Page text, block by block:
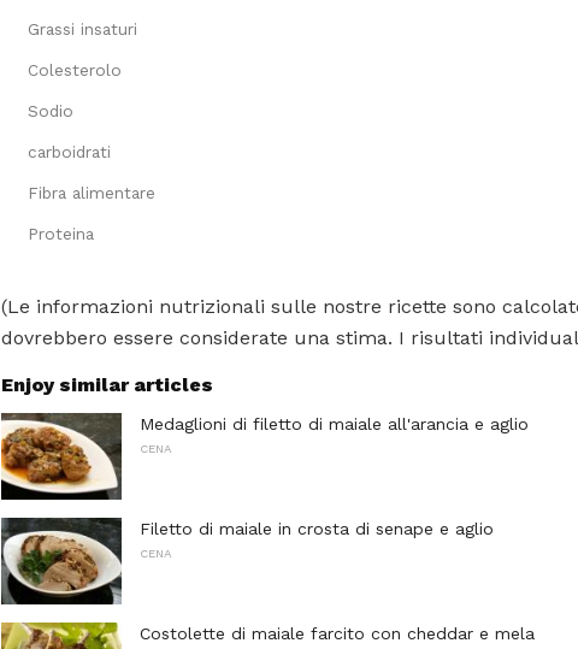
Grassi insaturi
Colesterolo
Sodio
carboidrati
Fibra alimentare
Proteina
(Le informazioni nutrizionali sulle nostre ricette sono
dovrebbero essere considerate una stima. I risultati
Enjoy similar articles
Medaglioni di filetto di maiale all'arancia e aglio
CENA
Filetto di maiale in crosta di senape e aglio
CENA
Costolette di maiale farcito con cheddar e mela